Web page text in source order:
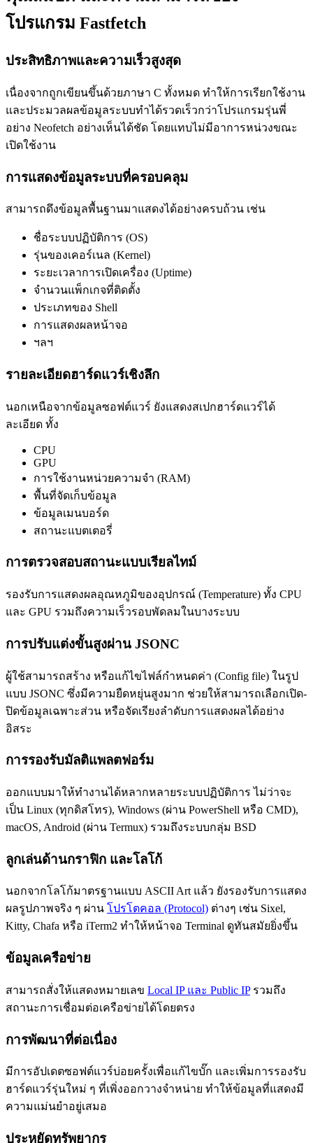
โปรแกรม Fastfetch
ประสิทธิภาพและความเร็วสูงสุด
เนื่องจากถูกเขียนขึ้นด้วยภาษา C ทั้งหมด ทำให้การเรียกใช้งาน
และประมวลผลข้อมูลระบบทำได้รวดเร็วกว่าโปรแกรมรุ่นพี่
อย่าง Neofetch อย่างเห็นได้ชัด โดยแทบไม่มีอาการหน่วงขณะ
เปิดใช้งาน
การแสดงข้อมูลระบบที่ครอบคลุม
สามารถดึงข้อมูลพื้นฐานมาแสดงได้อย่างครบถ้วน เช่น
ชื่อระบบปฏิบัติการ (OS)
รุ่นของเคอร์เนล (Kernel)
ระยะเวลาการเปิดเครื่อง (Uptime)
จำนวนแพ็กเกจที่ติดตั้ง
ประเภทของ Shell
การแสดงผลหน้าจอ
ฯลฯ
รายละเอียดฮาร์ดแวร์เชิงลึก
นอกเหนือจากข้อมูลซอฟต์แวร์ ยังแสดงสเปกฮาร์ดแวร์ได้
ละเอียด ทั้ง
CPU
GPU
การใช้งานหน่วยความจำ (RAM)
พื้นที่จัดเก็บข้อมูล
ข้อมูลเมนบอร์ด
สถานะแบตเตอรี่
การตรวจสอบสถานะแบบเรียลไทม์
รองรับการแสดงผลอุณหภูมิของอุปกรณ์ (Temperature) ทั้ง CPU
และ GPU รวมถึงความเร็วรอบพัดลมในบางระบบ
การปรับแต่งขั้นสูงผ่าน JSONC
ผู้ใช้สามารถสร้าง หรือแก้ไขไฟล์กำหนดค่า (Config file) ในรูป
แบบ JSONC ซึ่งมีความยืดหยุ่นสูงมาก ช่วยให้สามารถเลือกเปิด-
ปิดข้อมูลเฉพาะส่วน หรือจัดเรียงลำดับการแสดงผลได้อย่าง
อิสระ
การรองรับมัลติแพลตฟอร์ม
ออกแบบมาให้ทำงานได้หลากหลายระบบปฏิบัติการ ไม่ว่าจะ
เป็น Linux (ทุกดิสโทร), Windows (ผ่าน PowerShell หรือ CMD),
macOS, Android (ผ่าน Termux) รวมถึงระบบกลุ่ม BSD
ลูกเล่นด้านกราฟิก และโลโก้
นอกจากโลโก้มาตรฐานแบบ ASCII Art แล้ว ยังรองรับการแสดง
ผลรูปภาพจริง ๆ ผ่าน โปรโตคอล (Protocol) ต่างๆ เช่น Sixel,
Kitty, Chafa หรือ iTerm2 ทำให้หน้าจอ Terminal ดูทันสมัยยิ่งขึ้น
ข้อมูลเครือข่าย
สามารถสั่งให้แสดงหมายเลข Local IP และ Public IPรวมถึง
สถานะการเชื่อมต่อเครือข่ายได้โดยตรง
การพัฒนาที่ต่อเนื่อง
มีการอัปเดตซอฟต์แวร์บ่อยครั้งเพื่อแก้ไขบั๊ก และเพิ่มการรองรับ
ฮาร์ดแวร์รุ่นใหม่ ๆ ที่เพิ่งออกวางจำหน่าย ทำให้ข้อมูลที่แสดงมี
ความแม่นยำอยู่เสมอ
ประหยัดทรัพยากร